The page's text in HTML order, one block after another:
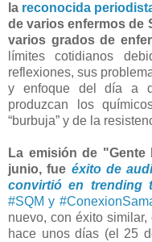
la reconocida
de varios enfermos de
varios grados de
límites cotidianos
reflexiones, sus
y enfoque del día a
produzcan los
“burbuja” y de la
La emisión de
junio, fue éxito de
convirtió en trending
#SQM y
nuevo, con éxito similar,
hace unos días (el 25